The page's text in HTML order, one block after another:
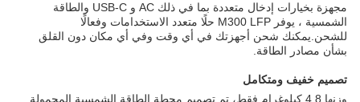
مجهزة بخيارات إدخال متعددة بما في ذلك AC و USB-C والطاقة
الشمسية ، يوفر M300 LFP حلًا متعدد الاستخدامات وفعالًا
للشحن.يمكنك شحن أجهزتك في أي وقت وفي أي مكان دون القلق
بشأن مصادر الطاقة.
تصميم خفيف ومتكامل
وزنها 4.8 كيلوغرام فقط، تم تصميم محطة الطاقة الشمسية المحمولة